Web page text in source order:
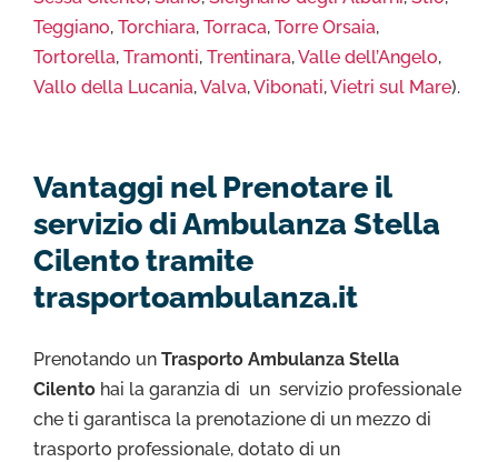
Teggiano, Torchiara, Torraca, Torre Orsaia,
Tortorella, Tramonti, Trentinara,Valle dell’Angelo,
Vallo della Lucania,Valva,Vibonati,Vietri sul Mare).
Vantaggi nel Prenotare il
servizio di Ambulanza Stella
Cilento tramite
trasportoambulanza.it
Prenotando un Trasporto Ambulanza Stella
Cilento hai la garanzia di un servizio professionale
che ti garantisca la prenotazione di un mezzo di
trasporto professionale, dotato di un